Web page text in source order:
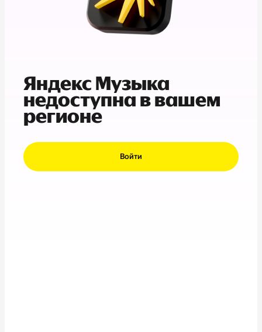
Яндекс Музыка
недоступна в вашем
регионе
Войти